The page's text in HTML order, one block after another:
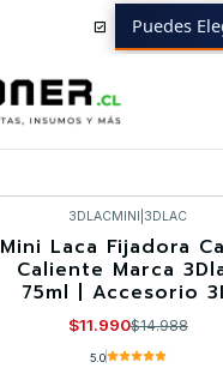
Puedes
-20%
Agotado
3DLACMINI 3DLAC
Mini Laca Fijadora
Caliente Marca
75ml | Accesorio
$11.990$14.988
5.0